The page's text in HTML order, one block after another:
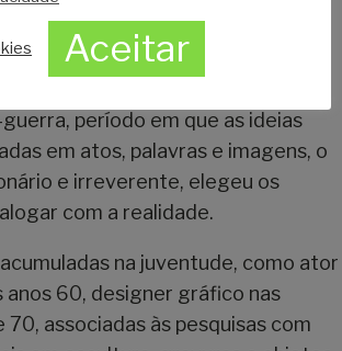
período em que as ideias
em atos, palavras e imagens, o
e irreverente, elegeu os
com a realidade.
na juventude, como ator
60, designer gráfico nas
70, associadas às pesquisas com
Aceitar